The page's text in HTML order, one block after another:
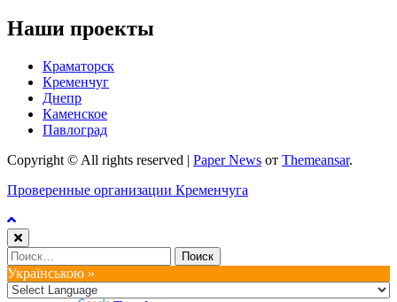
Наши проекты
Краматорск
Кременчуг
Днепр
Каменское
Павлоград
Copyright © All rights reserved | Paper News от Themeansar.
Проверенные организации Кременчуга
Найти:
Українською »